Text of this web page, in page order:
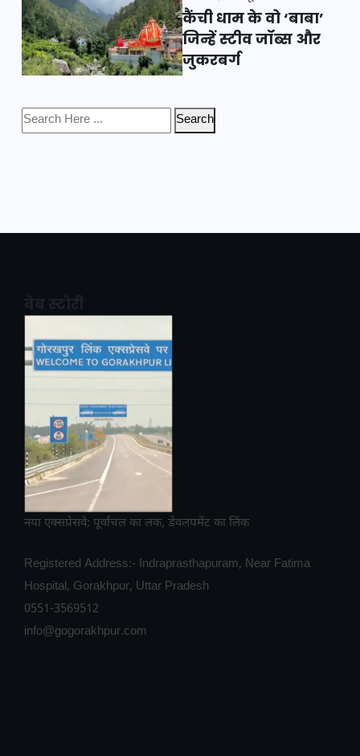
कैंची धाम के वो ‘बाबा’
जिन्हें स्टीव जॉब्स और
जुकरबर्ग
Search
नया एक्सप्रेसवे: पूर्वांचल का लक, डेवलपमेंट का लिंक
Registered Address:- Indraprasthapuram, Near Fatima
Hospital, Gorakhpur, Uttar Pradesh
0551-3569512
info@gogorakhpur.com